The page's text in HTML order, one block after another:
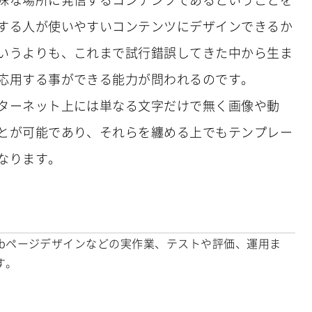
人が使いやすいコンテンツにデザインできるか
よりも、これまで試行錯誤してきた中から生ま
する事ができる能力が問われるのです。
ネット上には単なる文字だけで無く画像や動
可能であり、それらを纏める上でもテンプレー
ます。
ージデザインなどの実作業、テストや評価、運用ま